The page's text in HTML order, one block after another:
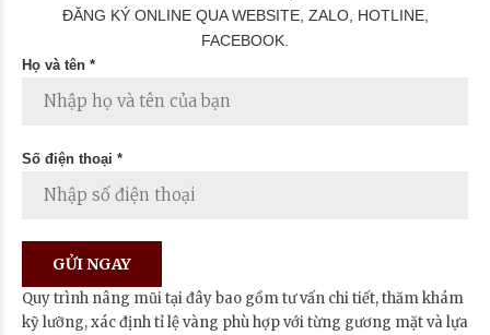
ĐĂNG KÝ ONLINE QUA WEBSITE, ZALO, HOTLINE,
FACEBOOK.
Họ và tên *
Số điện thoại *
Quy trình nâng mũi tại đây bao gồm tư vấn chi tiết, thăm khám
kỹ lưỡng, xác định tỉ lệ vàng phù hợp với từng gương mặt và lựa